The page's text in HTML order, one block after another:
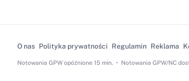
O nas Polityka prywatności Regulamin Reklama
Notowania GPWopóźnione 15 min. Notowania GPW/NC